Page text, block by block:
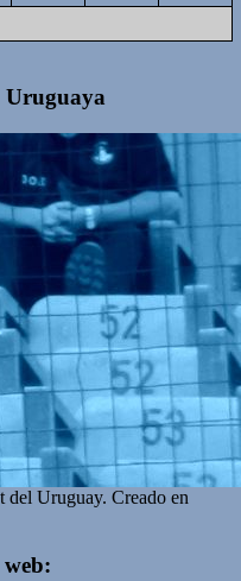
Uruguaya
del Uruguay. Creado en